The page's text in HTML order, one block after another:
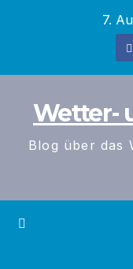
7.
Wetter-
Blog über das